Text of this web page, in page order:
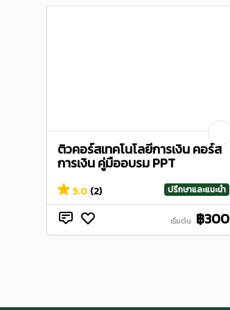
ติวคอร์สเทคโนโลยีการเงิน คอร์ส
การเงิน คู่มืออบรม PPT
5.0 (2) ปรึกษาและแนะนำ
เริ่มต้น ฿300